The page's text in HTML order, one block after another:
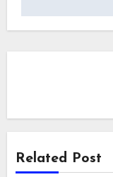
Related Post